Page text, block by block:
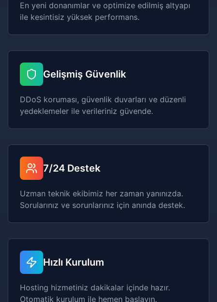
En yeni donanımlar ve optimize edilmiş altyapı
ile kesintisiz yüksek performans.
Gelişmiş Güvenlik
DDoS koruması, güvenlik duvarları ve düzenli
yedeklemeler ile verileriniz güvende.
7/24 Destek
Uzman teknik ekibimiz her zaman yanınızda.
Sorularınız ve sorunlarınız için anında destek.
Hızlı Kurulum
Hosting hizmetiniz dakikalar içinde hazır.
Otomatik kurulum ile hemen başlayın.